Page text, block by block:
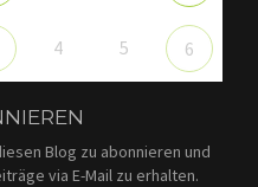
4 5 6
Blog zu abonnieren und
via E-Mail zu erhalten.